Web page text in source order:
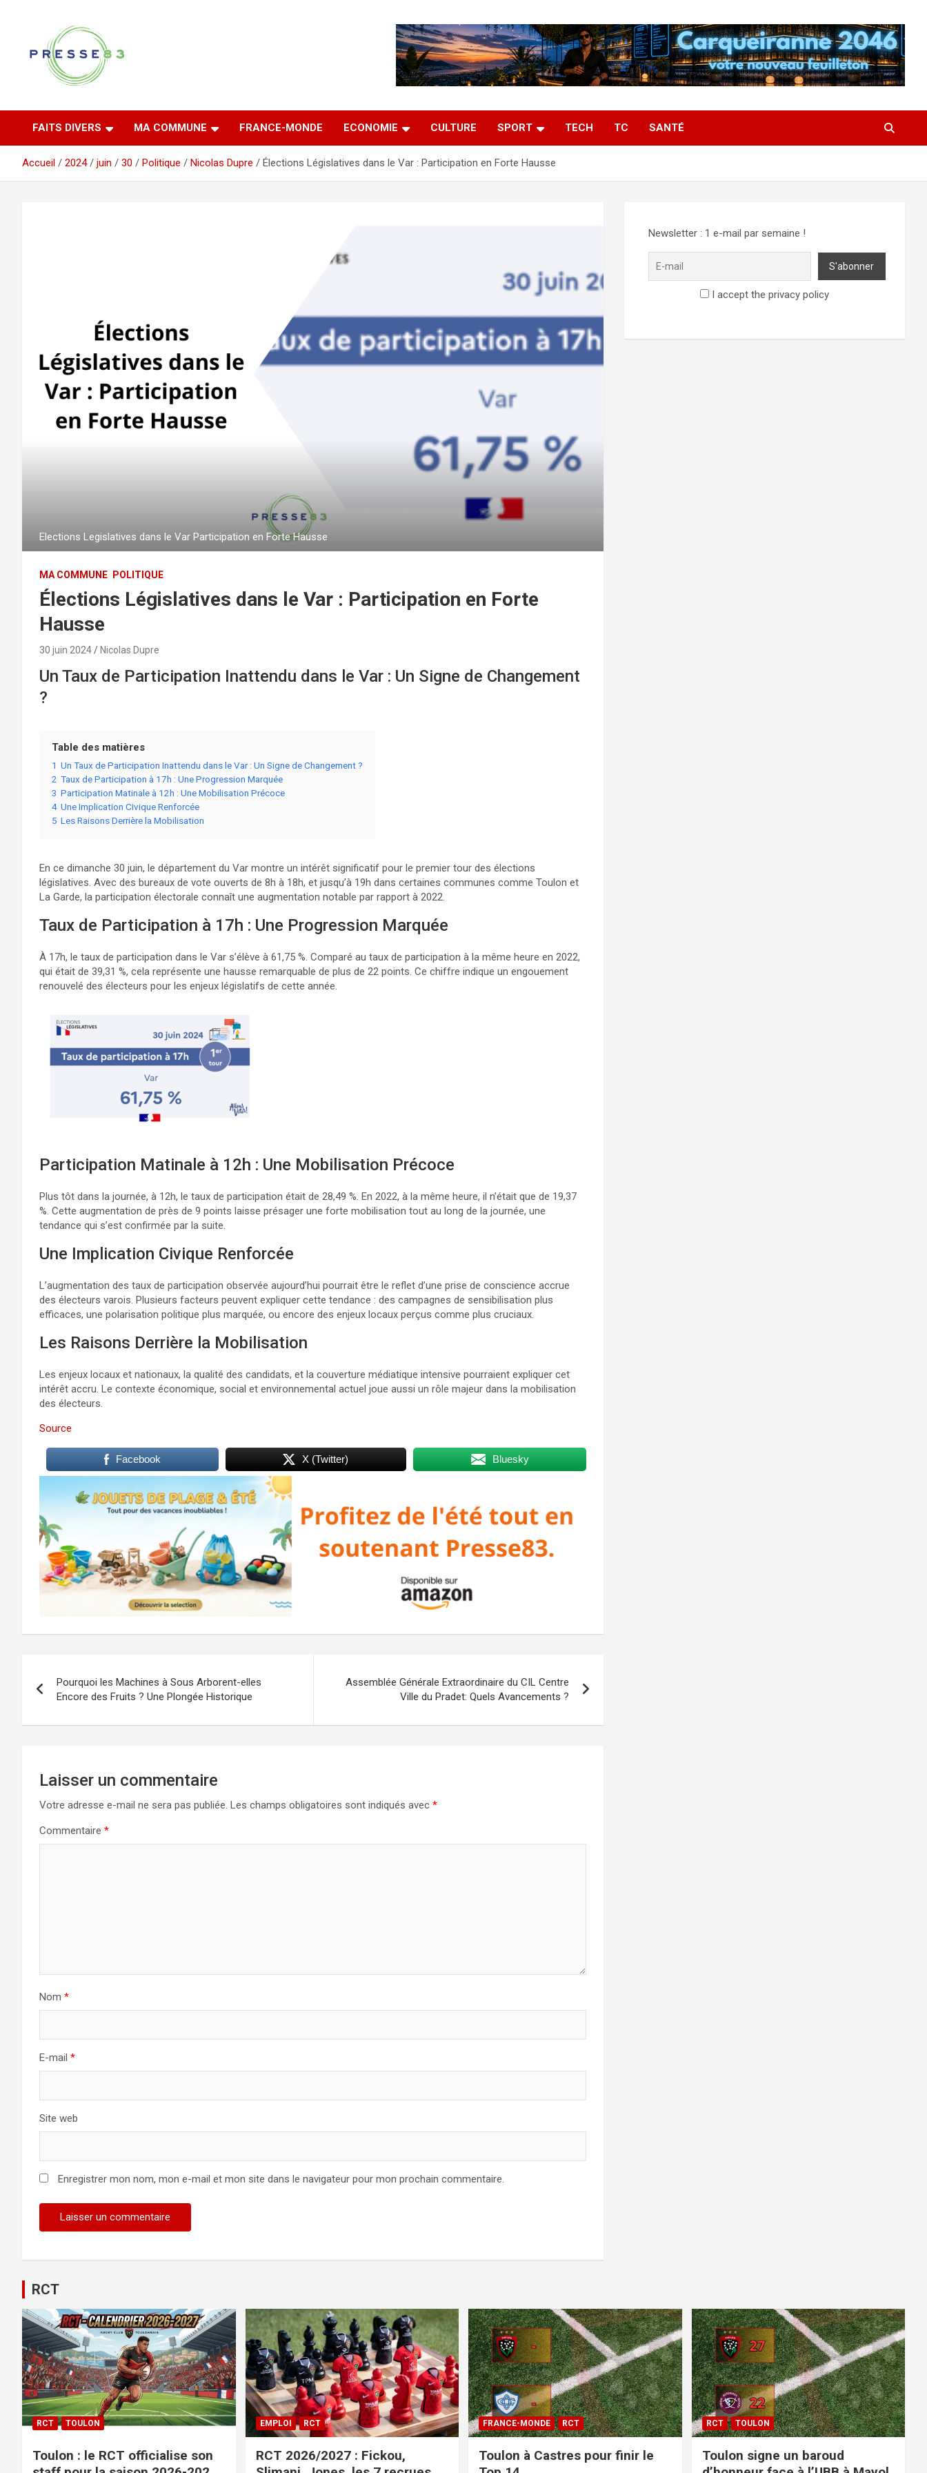
Presse 83
FAITS DIVERS MA COMMUNE FRANCE-MONDE ECONOMIE CULTURE SPORT TECH TC SANTÉ
Accueil 2024 juin 30 Politique Nicolas Dupre Élections Législatives dans le Var : Participation en Forte Hausse
Elections Legislatives dans le Var Participation en Forte Hausse
MA COMMUNE POLITIQUE
Élections Législatives dans le Var : Participation en Forte
Hausse
30 juin 2024 Nicolas Dupre
Un Taux de Participation Inattendu dans le Var : Un Signe de Changement
?
Table des matières
1 Un Taux de Participation Inattendu dans le Var : Un Signe de Changement ?
2 Taux de Participation à 17h : Une Progression Marquée
3 Participation Matinale à 12h : Une Mobilisation Précoce
4 Une Implication Civique Renforcée
5 Les Raisons Derrière la Mobilisation
En ce dimanche 30 juin, le département du Var montre un intérêt significatif pour le premier tour des élections
législatives. Avec des bureaux de vote ouverts de 8h à 18h, et jusqu’à 19h dans certaines communes comme Toulon et
La Garde, la participation électorale connaît une augmentation notable par rapport à 2022.
Taux de Participation à 17h : Une Progression Marquée
À 17h, le taux de participation dans le Var s’élève à 61,75 %. Comparé au taux de participation à la même heure en 2022,
qui était de 39,31 %, cela représente une hausse remarquable de plus de 22 points. Ce chiffre indique un engouement
renouvelé des électeurs pour les enjeux législatifs de cette année.
Participation Matinale à 12h : Une Mobilisation Précoce
Plus tôt dans la journée, à 12h, le taux de participation était de 28,49 %. En 2022, à la même heure, il n’était que de 19,37
%. Cette augmentation de près de 9 points laisse présager une forte mobilisation tout au long de la journée, une
tendance qui s’est confirmée par la suite.
Une Implication Civique Renforcée
L’augmentation des taux de participation observée aujourd’hui pourrait être le reflet d’une prise de conscience accrue
des électeurs varois. Plusieurs facteurs peuvent expliquer cette tendance : des campagnes de sensibilisation plus
efficaces, une polarisation politique plus marquée, ou encore des enjeux locaux perçus comme plus cruciaux.
Les Raisons Derrière la Mobilisation
Les enjeux locaux et nationaux, la qualité des candidats, et la couverture médiatique intensive pourraient expliquer cet
intérêt accru. Le contexte économique, social et environnemental actuel joue aussi un rôle majeur dans la mobilisation
des électeurs.
Source
Facebook X (Twitter) Bluesky
de
l’article
Pourquoi les Machines à Sous Arborent-elles
Encore des Fruits ? Une Plongée Historique
Assemblée Générale Extraordinaire du CIL Centre
Ville du Pradet: Quels Avancements ?
Laisser un commentaire
Votre adresse e-mail ne sera pas publiée. Les champs obligatoires sont indiqués avec *
Commentaire *
Nom *
E-mail *
Site web
Enregistrer mon nom, mon e-mail et mon site dans le navigateur pour mon prochain commentaire.
Newsletter : 1 e-mail par semaine !
I accept the privacy policy
RCT
RCT TOULON
Toulon : le RCT officialise son
EMPLOI RCT
RCT 2026/2027 : Fickou,
FRANCE-MONDE RCT
Toulon à Castres pour finir le
RCT TOULON
Toulon signe un baroud